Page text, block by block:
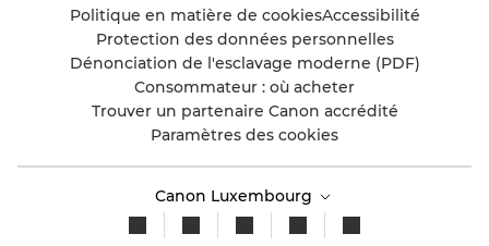
Politique en matière de cookiesAccessibilité
Protection des données personnelles
Dénonciation de l'esclavage moderne (PDF)
Consommateur : où acheter
Trouver un partenaire Canon accrédité
Paramètres des cookies
Canon Luxembourg